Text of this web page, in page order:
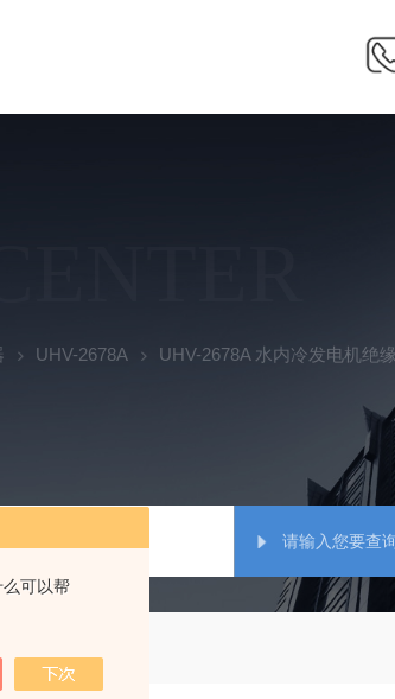
可以帮
UHV-2678A UHV-2678A 水内冷发电机绝